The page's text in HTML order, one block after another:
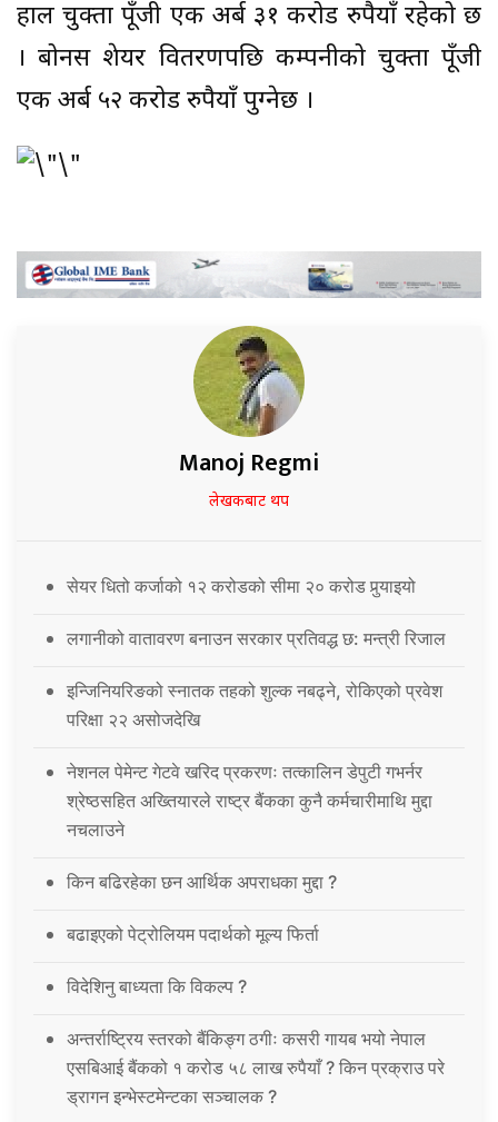
हाल चुक्ता पूँजी एक अर्ब ३१ करोड रुपैयाँ रहेको छ
। बोनस शेयर वितरणपछि कम्पनीको चुक्ता पूँजी
एक अर्ब ५२ करोड रुपैयाँ पुग्नेछ ।
Manoj Regmi
लेखकबाट थप
सेयर धितो कर्जाको १२ करोडको सीमा २० करोड पुर्‍याइयो
लगानीको वातावरण बनाउन सरकार प्रतिवद्ध छ: मन्त्री रिजाल
इन्जिनियरिङको स्नातक तहको शुल्क नबढ्ने, रोकिएको प्रवेश
परिक्षा २२ असोजदेखि
नेशनल पेमेन्ट गेटवे खरिद प्रकरणः तत्कालिन डेपुटी गभर्नर
श्रेष्ठसहित अख्तियारले राष्ट्र बैंकका कुनै कर्मचारीमाथि मुद्दा
नचलाउने
किन बढिरहेका छन आर्थिक अपराधका मुद्दा ?
बढाइएको पेट्रोलियम पदार्थको मूल्य फिर्ता
विदेशिनु बाध्यता कि विकल्प ?
अन्तर्राष्ट्रिय स्तरको बैंकिङ्ग ठगीः कसरी गायब भयो नेपाल
एसबिआई बैंकको १ करोड ५८ लाख रुपैयाँ ? किन प्रक्राउ परे
ड्रागन इन्भेस्टमेन्टका सञ्चालक ?